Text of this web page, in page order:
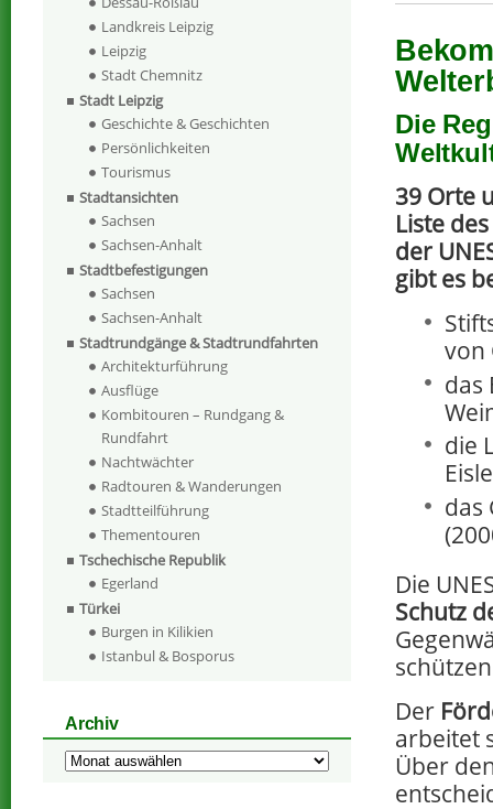
Die
39 Orte
Liste
der
gibt es
von
das
die
das
Die
Schutz
Der
arbeitet
Über
Landkreis Leipzig
Leipzig
Stadt Chemnitz
Stadt Leipzig
Geschichte & Geschichten
Persönlichkeiten
Tourismus
Stadtansichten
Sachsen
Sachsen-Anhalt
Stadtbefestigungen
Sachsen
Sachsen-Anhalt
Stadtrundgänge & Stadtrundfahrten
Architekturführung
Ausflüge
Kombitouren – Rundgang &
Rundfahrt
Nachtwächter
Radtouren & Wanderungen
Stadtteilführung
Thementouren
Tschechische Republik
Egerland
Türkei
Burgen in Kilikien
Istanbul & Bosporus
Archiv
Archiv